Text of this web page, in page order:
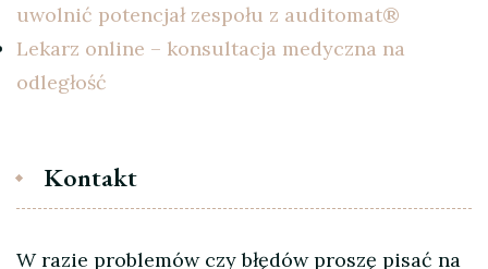
uwolnić potencjał zespołu z auditomat®
Lekarz online – konsultacja medyczna na
odległość
Kontakt
W razie problemów czy błędów proszę pisać na